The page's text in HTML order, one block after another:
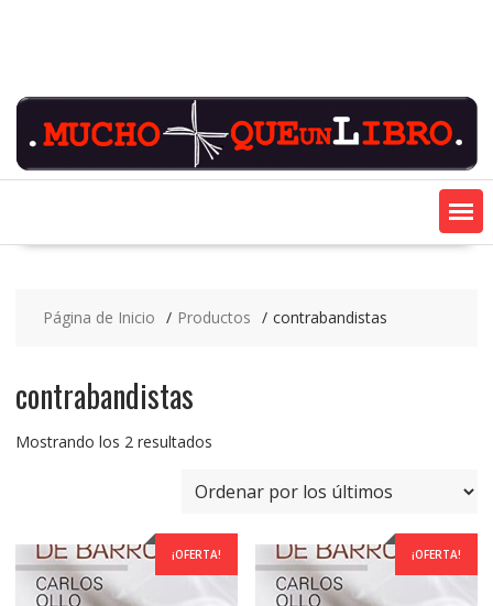
Página de Inicio Productos contrabandistas
contrabandistas
Mostrando los 2 resultadosOrdenado
los
¡OFERTA! ¡OFERTA!